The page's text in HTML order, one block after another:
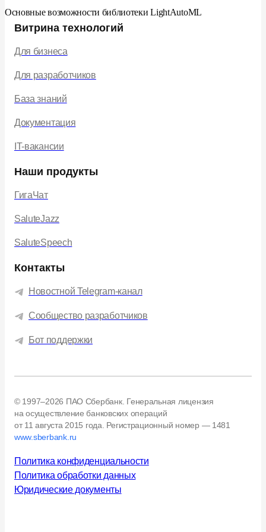
Основные возможности библиотеки LightAutoML
Витрина технологий
Для бизнеса
Для разработчиков
База знаний
Документация
IT-вакансии
Наши продукты
ГигаЧат
SaluteJazz
SaluteSpeech
Контакты
Новостной Telegram-канал
Сообщество разработчиков
Бот поддержки
© 1997–2026 ПАО Сбербанк. Генеральная лицензия
на осуществление банковских операций
от 11 августа 2015 года. Регистрационный номер — 1481
www.sberbank.ru
Политика конфиденциальности
Политика обработки данных
Юридические документы